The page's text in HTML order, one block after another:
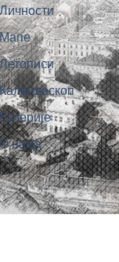
Личности
Мапе
Летописи
Калеидоскоп
Галерије
О нама